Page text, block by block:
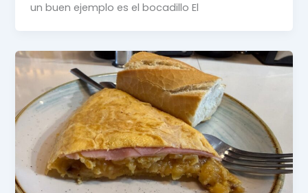
un buen ejemplo es el bocadillo El